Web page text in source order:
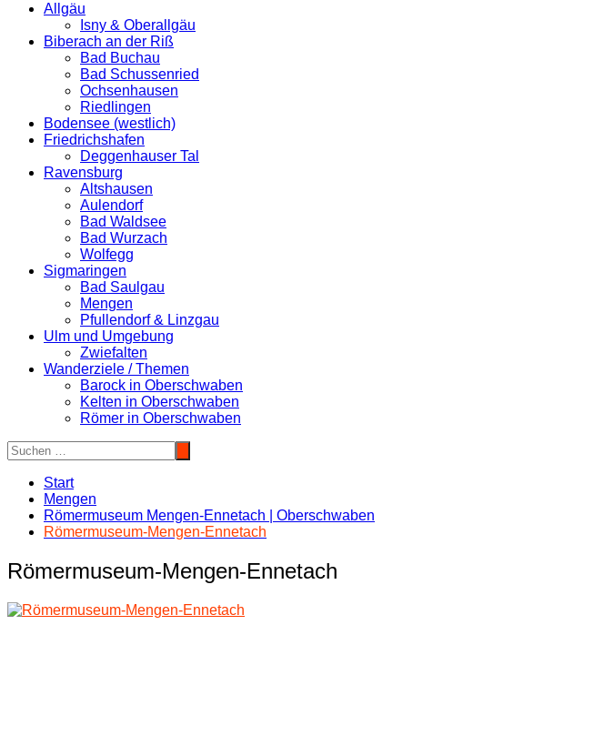
Allgäu
Isny & Oberallgäu
Biberach an der Riß
Bad Buchau
Bad Schussenried
Ochsenhausen
Riedlingen
Bodensee (westlich)
Friedrichshafen
Deggenhauser Tal
Ravensburg
Altshausen
Aulendorf
Bad Waldsee
Bad Wurzach
Wolfegg
Sigmaringen
Bad Saulgau
Mengen
Pfullendorf & Linzgau
Ulm und Umgebung
Zwiefalten
Wanderziele / Themen
Barock in Oberschwaben
Kelten in Oberschwaben
Römer in Oberschwaben
Start
Mengen
Römermuseum Mengen-Ennetach | Oberschwaben
Römermuseum-Mengen-Ennetach
Römermuseum-Mengen-Ennetach